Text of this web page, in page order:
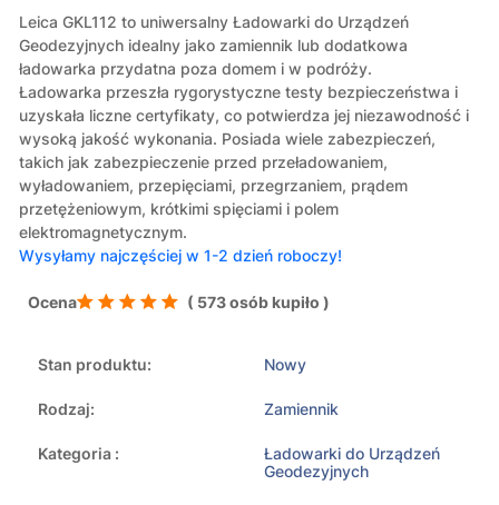
Leica GKL112 to uniwersalny Ładowarki do Urządzeń
Geodezyjnych idealny jako zamiennik lub dodatkowa
ładowarka przydatna poza domem i w podróży.
Ładowarka przeszła rygorystyczne testy bezpieczeństwa i
uzyskała liczne certyfikaty, co potwierdza jej niezawodność i
wysoką jakość wykonania. Posiada wiele zabezpieczeń,
takich jak zabezpieczenie przed przeładowaniem,
wyładowaniem, przepięciami, przegrzaniem, prądem
przetężeniowym, krótkimi spięciami i polem
elektromagnetycznym.
Wysyłamy najczęściej w 1-2 dzień roboczy!
Ocena ( 573 osób kupiło )
Stan produktu: Nowy
Rodzaj: Zamiennik
Kategoria :
Ładowarki do Urządzeń
Geodezyjnych